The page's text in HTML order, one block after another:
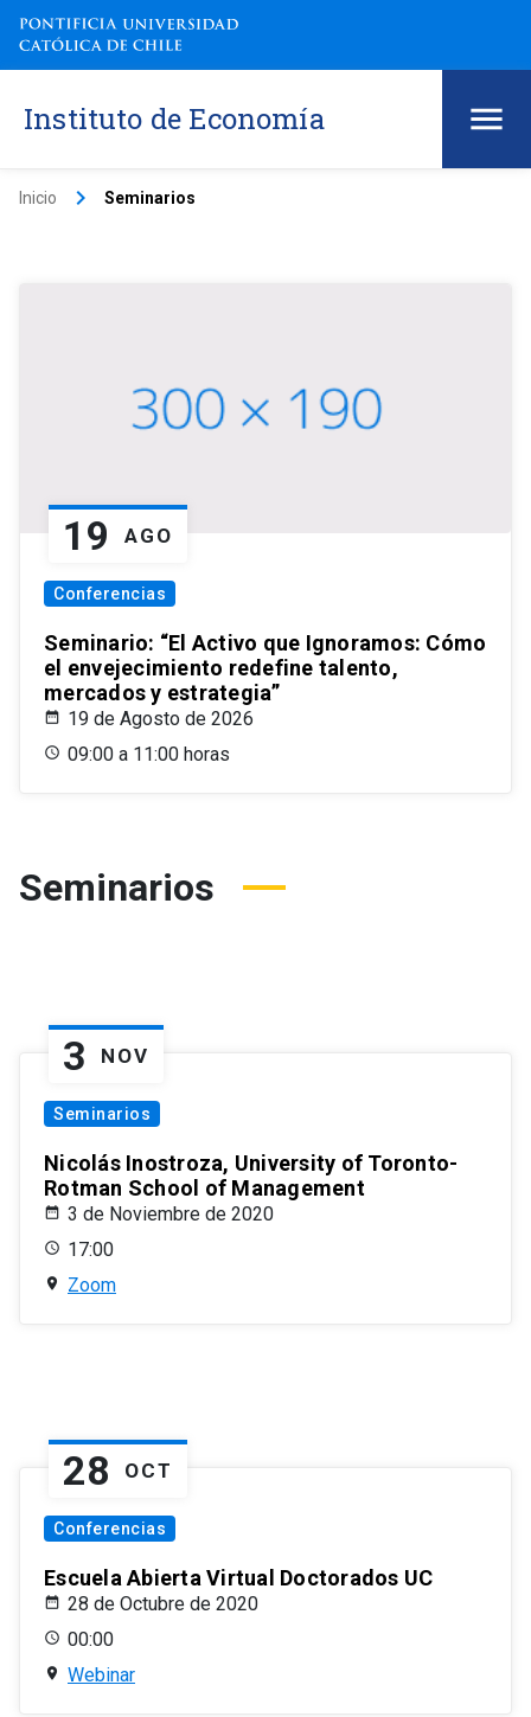
Instituto de Economía
Inicio keyboard_arrow_right Seminarios
19 AGO
Conferencias
Seminario: “El Activo que Ignoramos: Cómo
el envejecimiento redefine talento,
mercados y estrategia”
19 de Agosto de 2026
09:00 a 11:00 horas
Seminarios
3 NOV
Seminarios
Nicolás Inostroza, University of Toronto-
Rotman School of Management
3 de Noviembre de 2020
17:00
Zoom
28 OCT
Conferencias
Escuela Abierta Virtual Doctorados UC
28 de Octubre de 2020
00:00
Webinar